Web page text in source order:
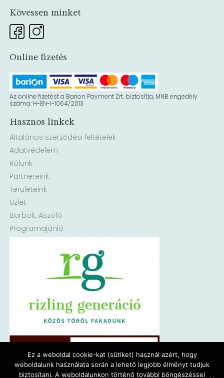
Kövessen minket
Online fizetés
Az online fizetést a Barion Payment Zrt. biztosítja, MNB engedély
száma: H-EN-I-1064/2013
Hasznos linkek
Általános szerződési feltételek
Adatvédelem
Rólunk
Partnereink
Területeink
Üzlet
Borbolt, Aszófő
Programajánló
Ez a weboldal cookie-kat (sütiket) használ azért, hogy
weboldalunk használata során a lehető legjobb élményt tudjuk
biztosítani. A weboldalunkon történő további böngészéssel